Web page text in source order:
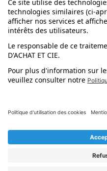
Évènements
L'application mobile